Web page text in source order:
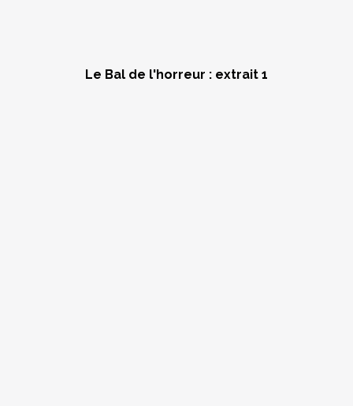
Le Bal de l'horreur : extrait 1